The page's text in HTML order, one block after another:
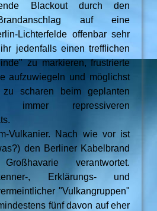
Blackout durch den
auf eine
Lichterfelde offenbar sehr
jedenfalls einen trefflichen
zu markieren, frustrierte
aufzuwiegeln und möglichst
scharen beim geplanten
immer repressiveren
Vulkanier. Nach wie vor ist
den Berliner Kabelbrand
verantwortet.
, Erklärungs- und
"Vulkangruppen"
fünf davon auf eher